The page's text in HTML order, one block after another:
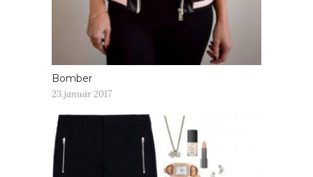
Bomber
23.január 2017